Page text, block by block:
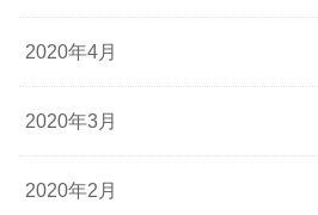
2020年4月
2020年3月
2020年2月